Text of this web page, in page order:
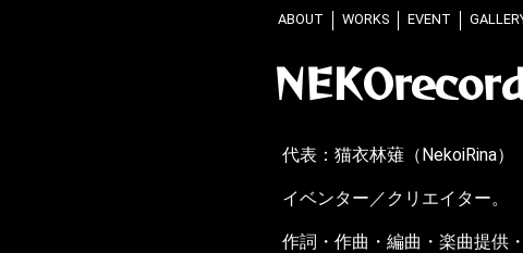
ABOUT WORKS EVENT
代表：猫衣林薙（NekoiRina）
イベンター／クリエイター。
作詞・作曲・編曲・楽曲提供・